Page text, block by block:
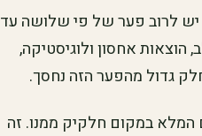
יש לרוב פער של פי שלושה עד
אחסון ולוגיסטיקה,
גדול מהפער הזה נחסך.
המלא במקום חלקיק ממנו. זה